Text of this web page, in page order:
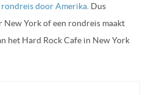
rondreis door Amerika . Dus
New York of een rondreis maakt
het Hard Rock Cafe in New York